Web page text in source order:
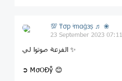
💯 ₸σp ᶤmαġзṣ ♬ ❀
23 September 2023 07:11
الفزعة صوتوا لي ✨
➲ MσOĐẙ 😊